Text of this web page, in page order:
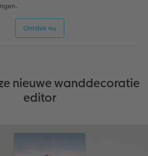
Ontdek nu
nieuwe wanddecoratie
editor